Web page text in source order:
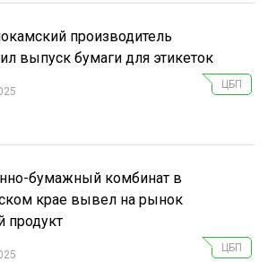
производитель
выпуск бумаги для этикеток
ЦБП
бумажный комбинат в
крае вывел на рынок
продукт
ЦБП